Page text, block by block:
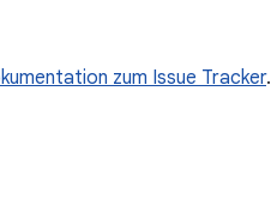
zum Issue Tracker.